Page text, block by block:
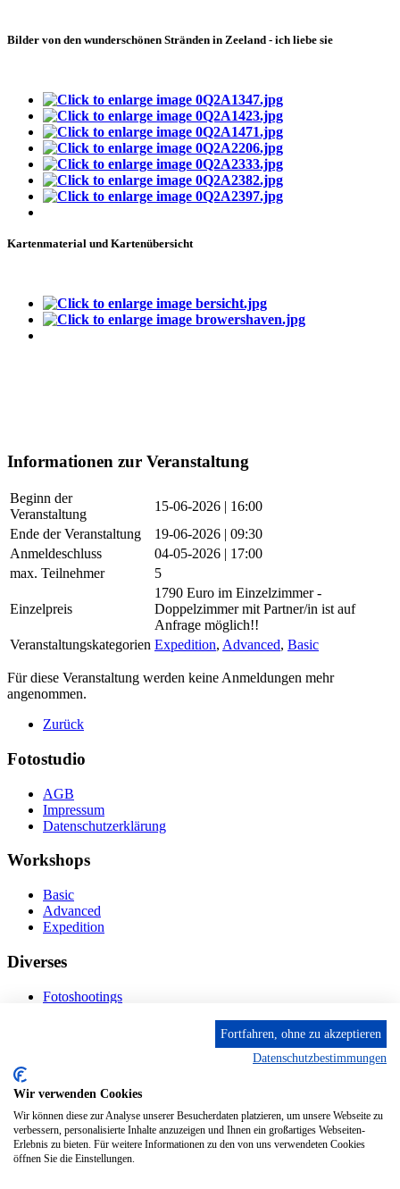
Bilder von den wunderschönen Stränden in Zeeland - ich liebe sie
Kartenmaterial und Kartenübersicht
Informationen zur Veranstaltung
Beginn der
Veranstaltung
15-06-2026 | 16:00
Ende der Veranstaltung
19-06-2026 | 09:30
Anmeldeschluss
04-05-2026 | 17:00
max. Teilnehmer
5
Einzelpreis
1790 Euro im Einzelzimmer -
Doppelzimmer mit Partner/in ist auf
Anfrage möglich!!
Veranstaltungskategorien Expedition, Advanced, Basic
Für diese Veranstaltung werden keine Anmeldungen mehr
angenommen.
Zurück
Fotostudio
AGB
Impressum
Datenschutzerklärung
Workshops
Basic
Advanced
Expedition
Diverses
Fotoshootings
Kontakt
Fröhnstr. 4-8, 66954 Pirmasens
Diese E-Mail-Adresse ist vor Spambots geschützt! Zur
Anzeige muss JavaScript eingeschaltet sein.
Mobil: + 49 (0) 176/84 62 18 86
Fortfahren, ohne zu akzeptieren
Datenschutzbestimmungen
Wir verwenden Cookies
Wir können diese zur Analyse unserer Besucherdaten platzieren, um unsere Webseite zu
verbessern, personalisierte Inhalte anzuzeigen und Ihnen ein großartiges Webseiten-
Erlebnis zu bieten. Für weitere Informationen zu den von uns verwendeten Cookies
öffnen Sie die Einstellungen.